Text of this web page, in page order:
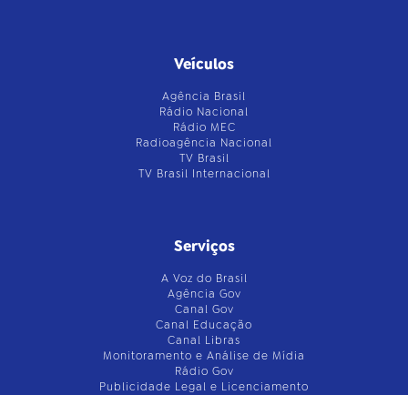
Veículos
Agência Brasil
Rádio Nacional
Rádio MEC
Radioagência Nacional
TV Brasil
TV Brasil Internacional
Serviços
A Voz do Brasil
Agência Gov
Canal Gov
Canal Educação
Canal Libras
Monitoramento e Análise de Mídia
Rádio Gov
Publicidade Legal e Licenciamento